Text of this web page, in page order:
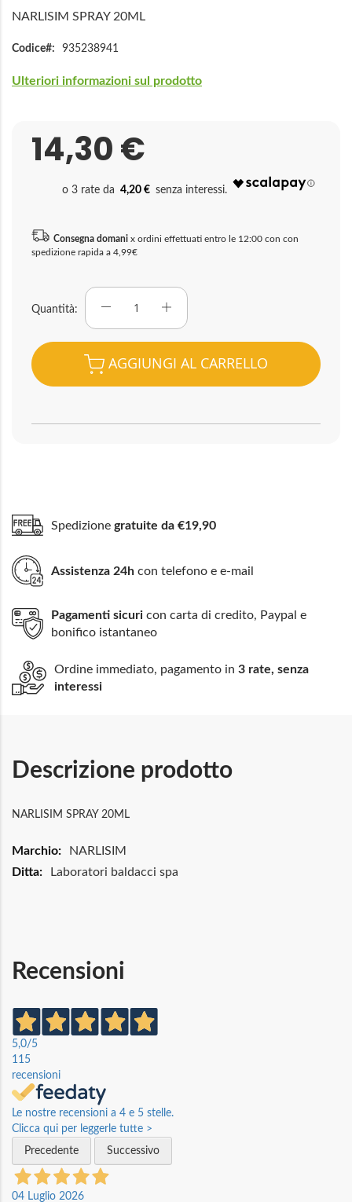
NARLISIM SPRAY 20ML
Codice 935238941
Ulteriori informazioni sul prodotto
14,30 €
4,20 €
Consegna domani x ordini effettuati entro le 12:00 con con
spedizione rapida a 4,99€
Quantità
AGGIUNGI AL CARRELLO
Spedizione gratuite da €19,90
Assistenza 24h con telefono e e-mail
Pagamenti sicuri con carta di credito, Paypal e
bonifico istantaneo
Ordine immediato, pagamento in 3 rate, senza
interessi
Descrizione prodotto
NARLISIM SPRAY 20ML
Maggiori
Informazioni
NARLISIM
Laboratori baldacci spa
Recensioni
5,0/5
115
recensioni
Le nostre recensioni a 4 e 5 stelle.
Clicca qui per leggerle tutte >
Precedente
Successivo
04 Luglio 2026